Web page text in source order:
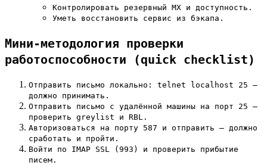
Контролировать резервный MX и доступность.
Уметь восстановить сервис из бэкапа.
Мини-методология проверки
работоспособности (quick checklist)
Отправить письмо локально: telnet localhost 25 —
должно принимать.
Отправить письмо с удалённой машины на порт 25 —
проверить greylist и RBL.
Авторизоваться на порту 587 и отправить — должно
сработать и пройти.
Войти по IMAP SSL (993) и проверить прибытие
писем.